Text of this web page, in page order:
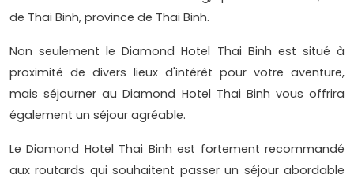
de Thai Binh, province de Thai Binh.
Non seulement le Diamond Hotel Thai Binh est situé à
proximité de divers lieux d'intérêt pour votre aventure,
mais séjourner au Diamond Hotel Thai Binh vous offrira
également un séjour agréable.
Le Diamond Hotel Thai Binh est fortement recommandé
aux routards qui souhaitent passer un séjour abordable